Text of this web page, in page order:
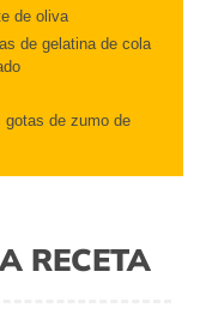
de oliva
de gelatina de cola
gotas de zumo de
RECETA